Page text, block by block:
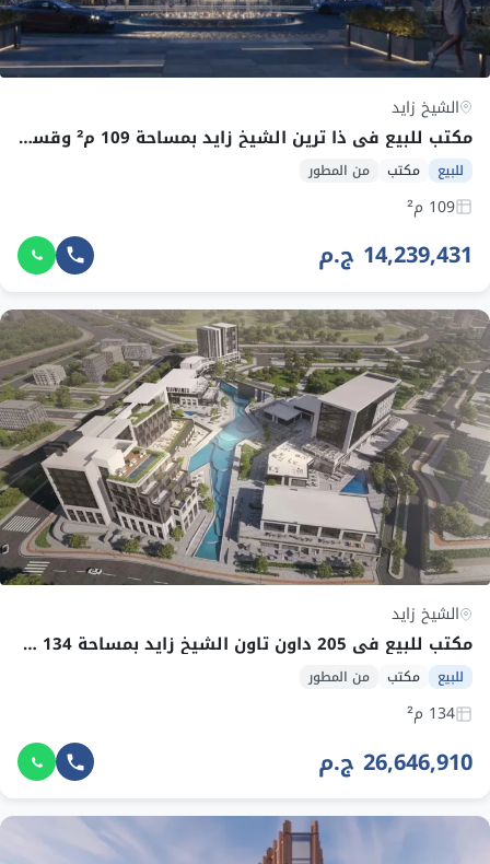
الشيخ زايد
مكتب للبيع في ذا ترين الشيخ زايد بمساحة 109 م² وقسط 201,725 ج.م
للبيع مكتب من المطور
109 م²
14,239,431 ج.م
الشيخ زايد
مكتب للبيع في 205 داون تاون الشيخ زايد بمساحة 134 م² وقسط 314,582 ج.م
للبيع مكتب من المطور
134 م²
26,646,910 ج.م